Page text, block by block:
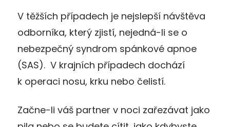
V těžších případech je nejslepší návštěva
odborníka, který zjistí, nejedná-li se o
nebezpečný syndrom spánkové apnoe
(SAS). V krajních případech dochází
k operaci nosu, krku nebo čelistí.
Začne-li váš partner v noci zařezávat jako